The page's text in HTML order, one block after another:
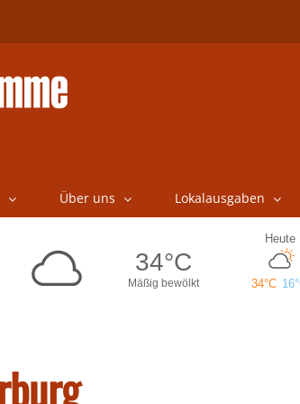
Über uns Lokalausgaben